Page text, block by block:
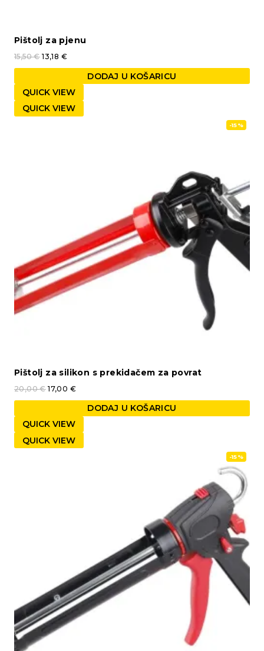
Pištolj za pjenu
15,50€ 13,18 €
DODAJ U KOŠARICU
QUICK VIEW
QUICK VIEW
-15%
Pištolj za silikon s prekidačem za povrat
20,00€ 17,00 €
DODAJ U KOŠARICU
QUICK VIEW
QUICK VIEW
-15%